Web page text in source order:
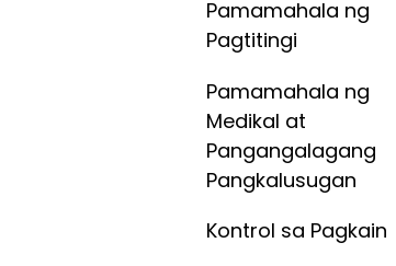
Pamamahala ng
Pagtitingi
Pamamahala ng
Medikal at
Pangangalagang
Pangkalusugan
Kontrol sa Pagkain